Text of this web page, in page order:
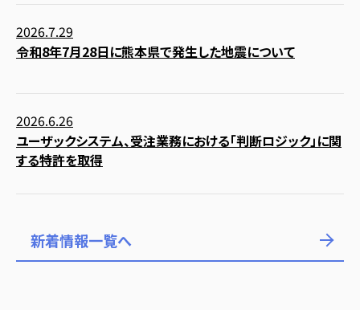
2026.7.29
令和8年7月28日に熊本県で発生した地震について
2026.6.26
ユーザックシステム、受注業務における「判断ロジック」に関
する特許を取得
新着情報一覧へ